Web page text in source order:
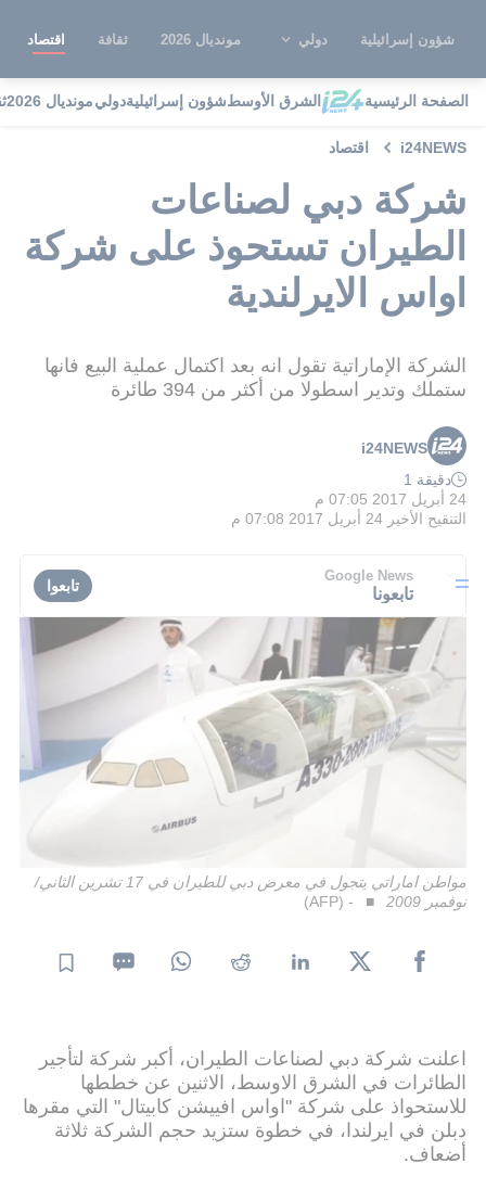
شؤون إسرائيلية دولي مونديال 2026 ثقافة اقتصاد
الصفحة الرئيسية الشرق الأوسطشؤون إسرائيليةدوليمونديال 2026
i24NEWS اقتصاد
شركة دبي لصناعات
الطيران تستحوذ على شركة
اواس الايرلندية
الشركة الإماراتية تقول انه بعد اكتمال عملية البيع فانها
ستملك وتدير اسطولا من أكثر من 394 طائرة
i24NEWS
دقيقة 1
24 أبريل 2017 07:05 م
التنقيح الأخير 24 أبريل 2017 07:08 م
Google News
تابعونا تابعوا
مواطن اماراتي يتجول في معرض دبي للطيران في 17 تشرين الثاني/
نوفمبر 2009
- (AFP)
اعلنت شركة دبي لصناعات الطيران، أكبر شركة لتأجير
الطائرات في الشرق الاوسط، الاثنين عن خططها
للاستحواذ على شركة "اواس افييشن كابيتال" التي مقرها
دبلن في ايرلندا، في خطوة ستزيد حجم الشركة ثلاثة
أضعاف.